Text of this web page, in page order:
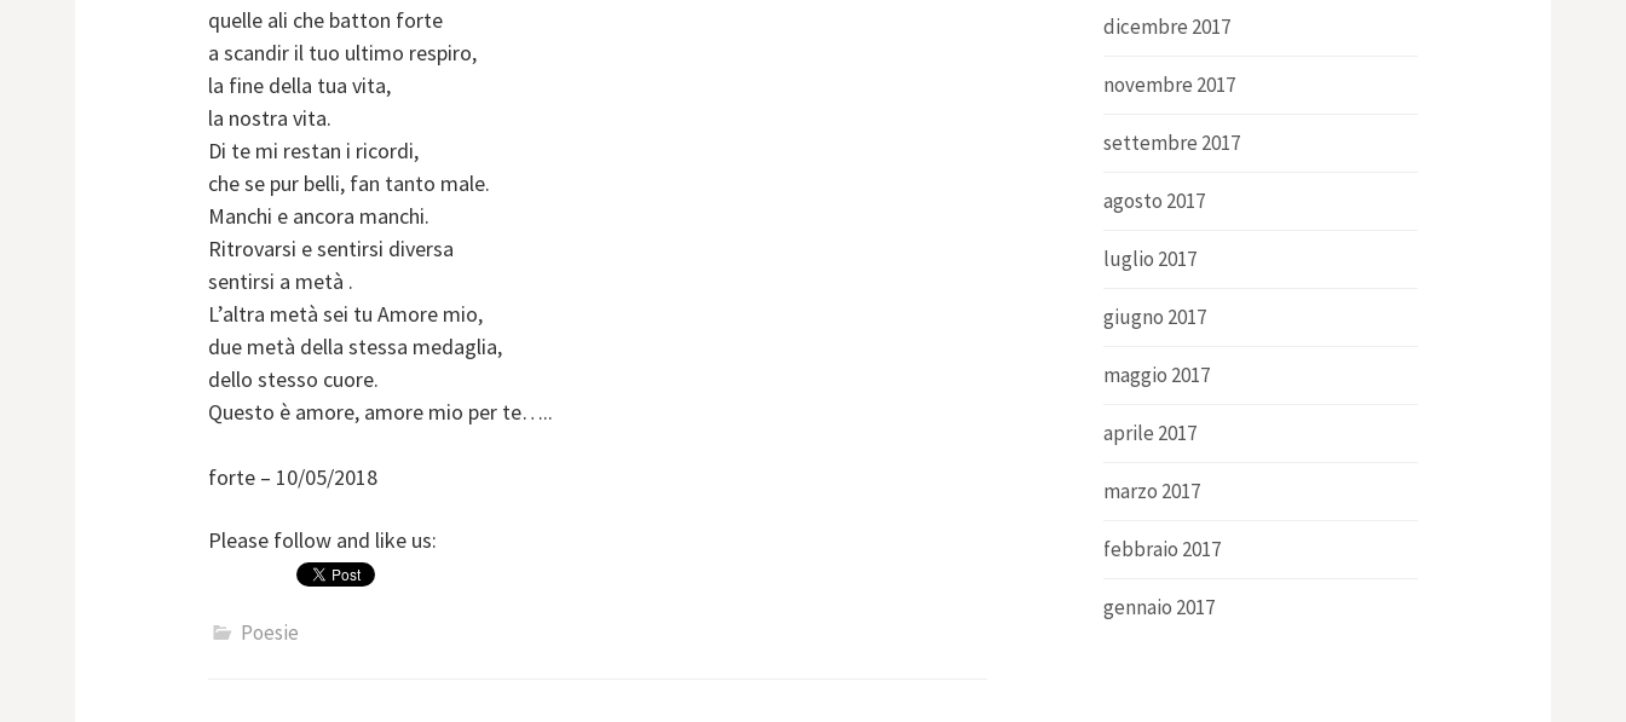
quelle ali che batton forte
a scandir il tuo ultimo respiro,
la fine della tua vita,
la nostra vita.
Di te mi restan i ricordi,
che se pur belli, fan tanto male.
Manchi e ancora manchi.
Ritrovarsi e sentirsi diversa
sentirsi a metà .
L’altra metà sei tu Amore mio,
due metà della stessa medaglia,
dello stesso cuore.
Questo è amore, amore mio per te…..
forte – 10/05/2018
Please follow and like us:
Poesie
dicembre 2017
novembre 2017
settembre 2017
agosto 2017
luglio 2017
giugno 2017
maggio 2017
aprile 2017
marzo 2017
febbraio 2017
gennaio 2017